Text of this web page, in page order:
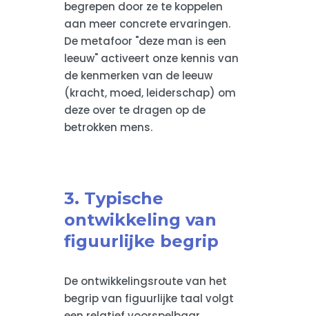
begrepen door ze te koppelen
aan meer concrete ervaringen.
De metafoor "deze man is een
leeuw" activeert onze kennis van
de kenmerken van de leeuw
(kracht, moed, leiderschap) om
deze over te dragen op de
betrokken mens.
3. Typische
ontwikkeling van
figuurlijke begrip
De ontwikkelingsroute van het
begrip van figuurlijke taal volgt